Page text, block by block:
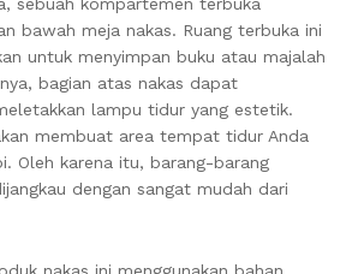
bawah meja nakas. Ruang terbuka ini
untuk menyimpan buku atau majalah
bagian atas nakas dapat
lampu tidur yang estetik.
membuat area tempat tidur Anda
Oleh karena itu, barang-barang
dengan sangat mudah dari